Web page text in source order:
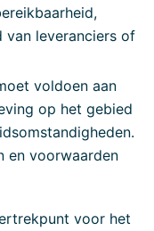
van leveranciers of
voldoen aan
op het gebied
en voorwaarden
voor het